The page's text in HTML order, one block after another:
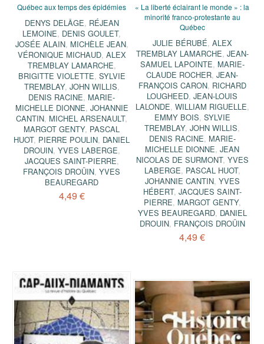
Québec aux temps des épidémies
DENYS DELÂGE, RÉJEAN
LEMOINE, DENIS GOULET,
JOSÉE ALAIN, MICHÈLE JEAN,
VÉRONIQUE MICHAUD, ALEX
TREMBLAY LAMARCHE,
BRIGITTE VIOLETTE, SYLVIE
TREMBLAY, JOHN WILLIS,
DENIS RACINE, MARIE-
MICHELLE DIONNE, JOHANNIE
CANTIN, MICHEL ARSENAULT,
MARGOT GENTY, PASCAL
HUOT, PIERRE POULIN, DANIEL
DROUIN, YVES LABERGE,
JACQUES SAINT-PIERRE,
FRANÇOIS DROÜIN,YVES
BEAUREGARD
4,49 €
« La liberté éclairant le monde » : la
minorité franco-protestante au
Québec
JULIE BÉRUBÉ, ALEX
TREMBLAY LAMARCHE, JEAN-
SAMUEL LAPOINTE, MARIE-
CLAUDE ROCHER,JEAN-
FRANÇOIS CARON, RICHARD
LOUGHEED,JEAN-LOUIS
LALONDE, WILLIAM RIGUELLE,
EMMY BOIS, SYLVIE
TREMBLAY,JOHN WILLIS,
DENIS RACINE, MARIE-
MICHELLE DIONNE,JEAN
NICOLAS DE SURMONT, YVES
LABERGE, PASCAL HUOT,
JOHANNIE CANTIN, YVES
HÉBERT, JACQUES SAINT-
PIERRE, MARGOT GENTY,
YVES BEAUREGARD, DANIEL
DROUIN, FRANÇOIS DROÜIN
4,49 €